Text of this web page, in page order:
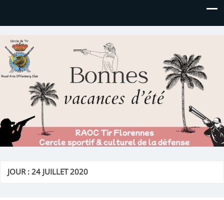
Royal AOC Florennes
Section TIR de l'AVIA
JOUR :24 JUILLET 2020